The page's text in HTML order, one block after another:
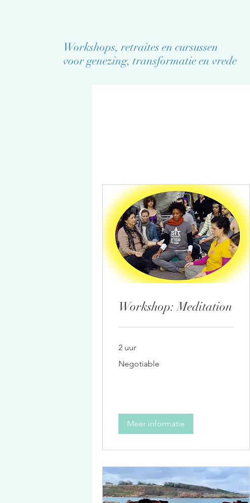
Workshops, retraites en cursussen
voor genezing, transformatie en vrede
Workshop: Meditation
2 uur
Negotiable
Meer informatie